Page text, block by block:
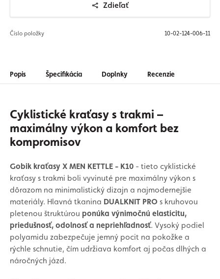
Zdieľať
Číslo položky 10-02-124-006-11
Popis Špecifikácia Doplnky Recenzie
Cyklistické kraťasy s trakmi –
maximálny výkon a komfort bez
kompromisov
Gobik kraťasy X MEN KETTLE - K10 - tieto cyklistické
kraťasy s trakmi boli vyvinuté pre maximálny výkon s
dôrazom na minimalistický dizajn a najmodernejšie
materiály. Hlavná tkanina DUALKNIT PRO s kruhovou
pletenou štruktúrou ponúka výnimočnú elasticitu,
priedušnosť, odolnosť a nepriehľadnosť. Vysoký podiel
polyamidu zabezpečuje jemný pocit na pokožke a
rýchle schnutie, čím udržiava komfort aj počas dlhých a
náročných jázd.